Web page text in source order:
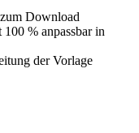
Download
% anpassbar in
der Vorlage